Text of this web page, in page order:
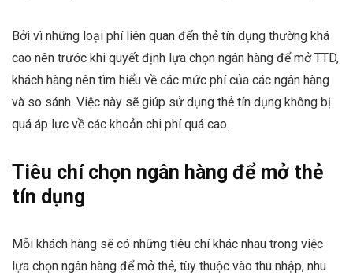
Bởi vì những loại phí liên quan đến thẻ tín dụng thường khá
cao nên trước khi quyết định lựa chọn ngân hàng để mở TTD,
khách hàng nên tìm hiểu về các mức phí của các ngân hàng
và so sánh. Việc này sẽ giúp sử dụng thẻ tín dụng không bị
quá áp lực về các khoản chi phí quá cao.
Tiêu chí chọn ngân hàng để mở thẻ
tín dụng
Mỗi khách hàng sẽ có những tiêu chí khác nhau trong việc
lựa chọn ngân hàng để mở thẻ, tùy thuộc vào thu nhập, nhu